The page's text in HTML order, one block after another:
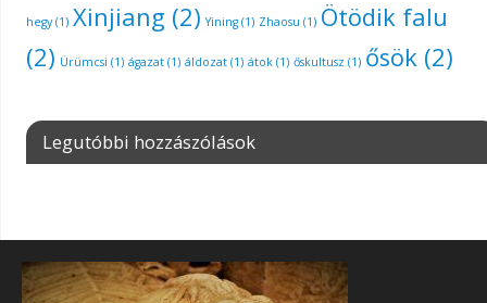
hegy(1) Xinjiang (2) Yining(1) Zhaosu (1) Ötödik falu
(2) Ürümcsi (1) ágazat(1) áldozat(1) átok(1) őskultusz (1) ősök(2)
Legutóbbi hozzászólások